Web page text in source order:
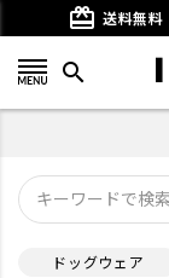
card_giftcard 送料無料
search
ドッグウェア